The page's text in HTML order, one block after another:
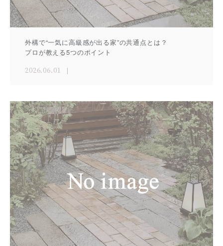
外構で“一気に高級感が出る家”の共通点とは？
プロが教える5つのポイント
2026.06.01